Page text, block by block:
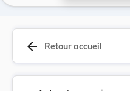
arrow_back Retour accueil